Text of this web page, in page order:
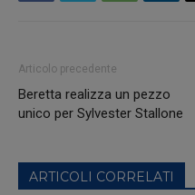
Articolo precedente
Beretta realizza un pezzo
unico per Sylvester Stallone
ARTICOLI CORRELATI